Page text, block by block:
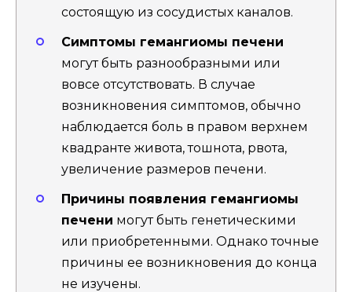
состоящую из сосудистых каналов.
Симптомы гемангиомы печени
могут быть разнообразными или
вовсе отсутствовать. В случае
возникновения симптомов, обычно
наблюдается боль в правом верхнем
квадранте живота, тошнота, рвота,
увеличение размеров печени.
Причины появления гемангиомы
печени могут быть генетическими
или приобретенными. Однако точные
причины ее возникновения до конца
не изучены.